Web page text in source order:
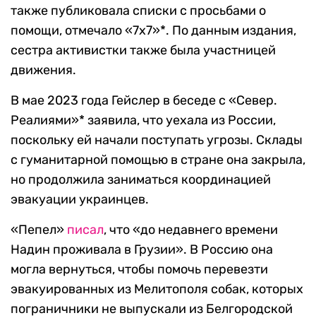
также публиковала списки с просьбами о
помощи, отмечало «7х7»*. По данным издания,
сестра активистки также была участницей
движения.
В мае 2023 года Гейслер в беседе с «Север.
Реалиями»* заявила, что уехала из России,
поскольку ей начали поступать угрозы. Склады
с гуманитарной помощью в стране она закрыла,
но продолжила заниматься координацией
эвакуации украинцев.
«Пепел» писал, что «до недавнего времени
Надин проживала в Грузии». В Россию она
могла вернуться, чтобы помочь перевезти
эвакуированных из Мелитополя собак, которых
пограничники не выпускали из Белгородской